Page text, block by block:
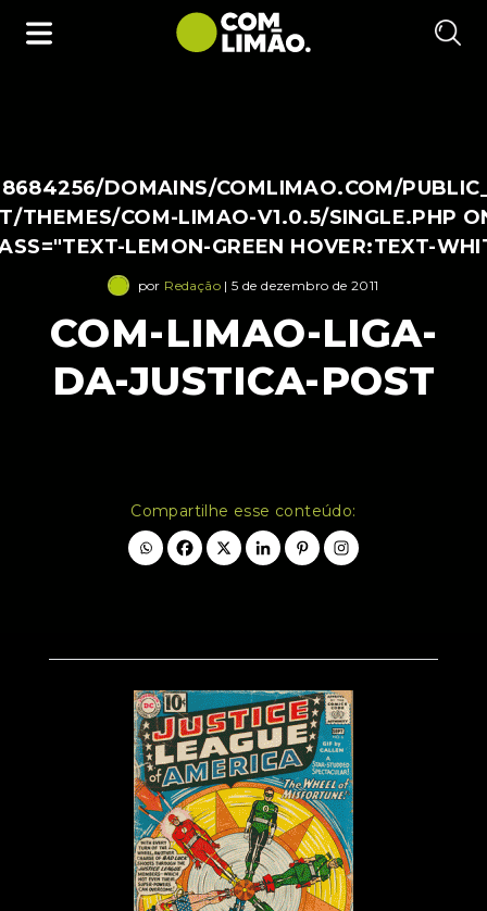
DOMAINS/COMLIMAO.COM/
THEMES/COM-LIMAO-V1.0.5/SINGLE.PHP
LEMON-GREEN HOVER:TEXT-
por Redação | 5 de dezembro de 2011
COM-LIMAO-LIGA-
DA-JUSTICA-POST
Compartilhe esse conteúdo: